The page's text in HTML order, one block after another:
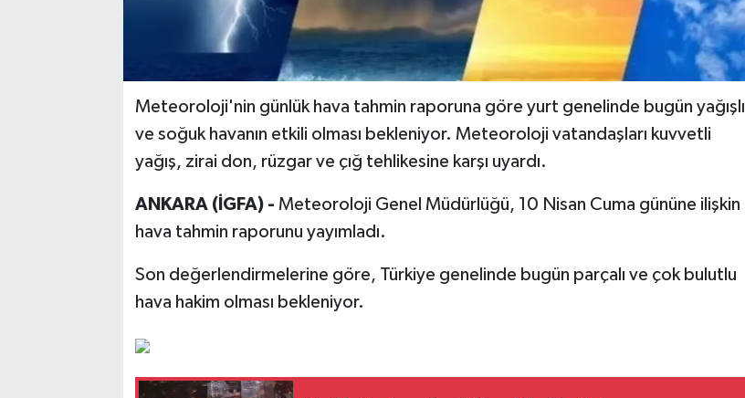
Meteoroloji'nin günlük hava tahmin raporuna göre yurt genelinde bugün yağışlı
ve soğuk havanın etkili olması bekleniyor. Meteoroloji vatandaşları kuvvetli
yağış, zirai don, rüzgar ve çığ tehlikesine karşı uyardı.
ANKARA (İGFA) - Meteoroloji Genel Müdürlüğü, 10 Nisan Cuma gününe ilişkin
hava tahmin raporunu yayımladı.
Son değerlendirmelerine göre, Türkiye genelinde bugün parçalı ve çok bulutlu
hava hakim olması bekleniyor.